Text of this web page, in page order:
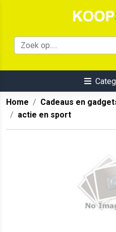
Home Cadeaus en
actie en sport